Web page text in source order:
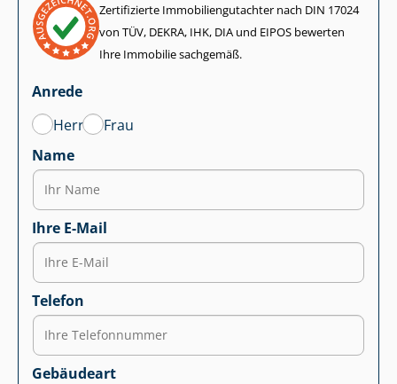
Zertifizierte Im­mo­bi­li­en­gut­ach­ter nach DIN 17024
von TÜV, DEKRA, IHK, DIA und EIPOS bewerten
Ihre Immobilie sachgemäß.
Anrede
Herr
Frau
Name
Ihre E-Mail
Telefon
Gebäudeart